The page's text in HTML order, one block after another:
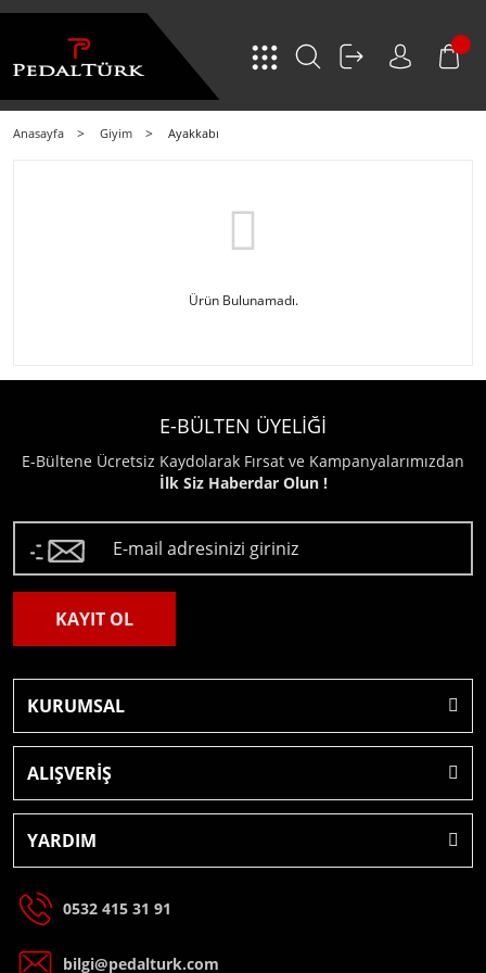
Anasayfa Giyim Ayakkabı
Ürün Bulunamadı.
E-BÜLTEN ÜYELİĞİ
E-Bültene Ücretsiz Kaydolarak Fırsat ve Kampanyalarımızdan
İlk Siz Haberdar Olun !
KAYIT OL
KURUMSAL
ALIŞVERİŞ
YARDIM
0532 415 31 91
bilgi@pedalturk.com